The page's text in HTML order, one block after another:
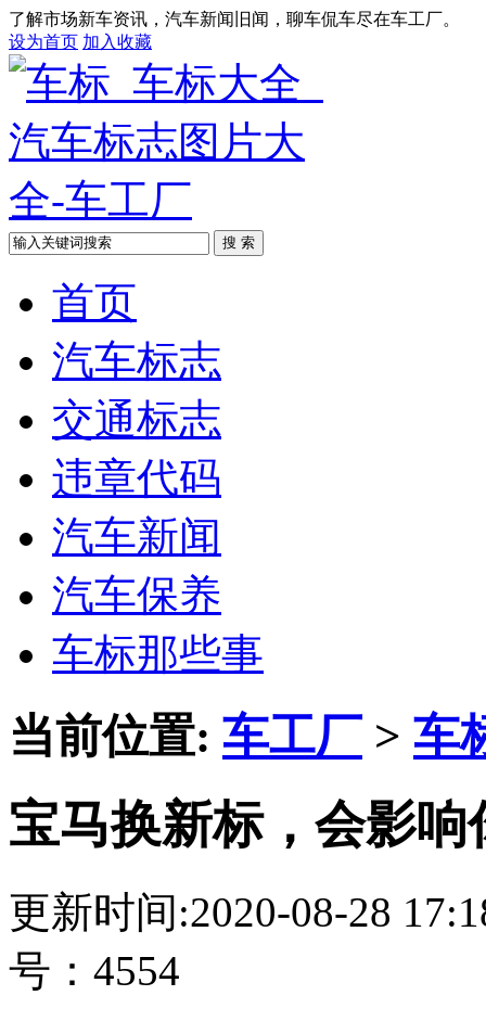
了解市场新车资讯，汽车新闻旧闻，聊车侃车尽在车工厂。
设为首页 加入收藏
搜 索
首页
汽车标志
交通标志
违章代码
汽车新闻
汽车保养
车标那些事
当前位置: 车工厂 > 车
宝马换新标，会影响
更新时间:2020-08-28
号：4554